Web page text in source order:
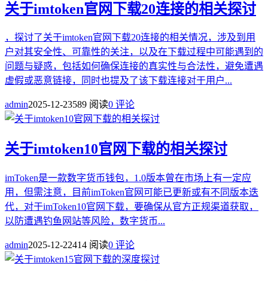
关于imtoken官网下载20连接的相关探讨
，探讨了关于imtoken官网下载20连接的相关情况，涉及到用
户对其安全性、可靠性的关注，以及在下载过程中可能遇到的
问题与疑惑，包括如何确保连接的真实性与合法性，避免遭遇
虚假或恶意链接，同时也提及了该下载连接对于用户...
admin2025-12-23589 阅读0 评论
关于imtoken10官网下载的相关探讨
imToken是一款数字货币钱包，1.0版本曾在市场上有一定应
用，但需注意，目前imToken官网可能已更新或有不同版本迭
代，对于imToken10官网下载，要确保从官方正规渠道获取，
以防遭遇钓鱼网站等风险，数字货币...
admin2025-12-22414 阅读0 评论